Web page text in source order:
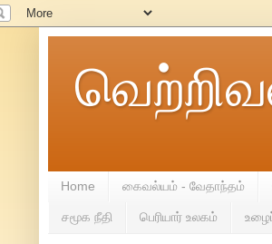
Home கைவல்யம் - வேதாந்தம்
சமூக நீதி பெரியார் உலகம்